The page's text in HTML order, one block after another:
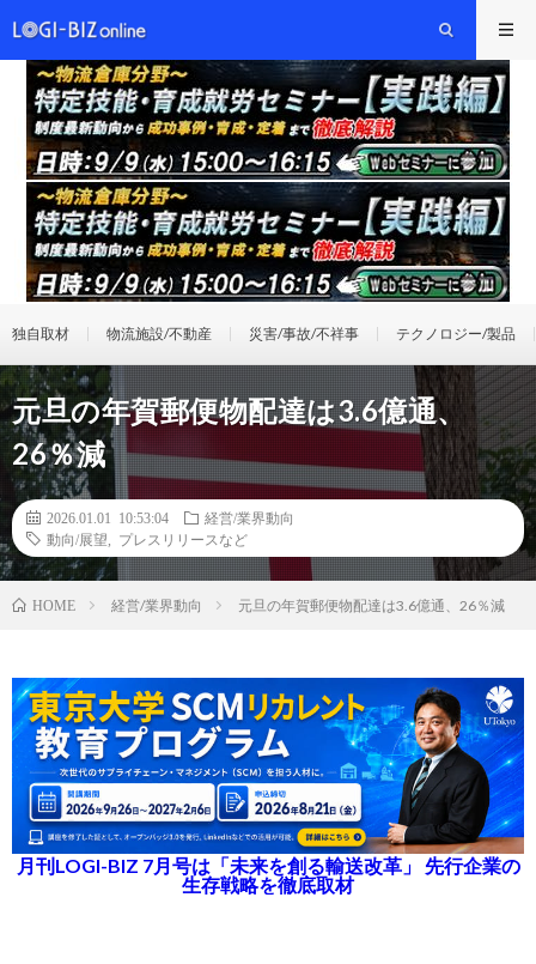
独自取材 物流施設/不動産 災害/事故/不祥事 テクノロジー/製品
元旦の年賀郵便物配達は3.6億通、
26％減
2026.01.01 10:53:04
経営/業界動向
動向/展望
プレスリリースなど
HOME 経営/業界動向 元旦の年賀郵便物配達は3.6億通、26％減
月刊LOGI-BIZ 7月号は「未来を創る輸送改革」 先行企業の
生存戦略を徹底取材